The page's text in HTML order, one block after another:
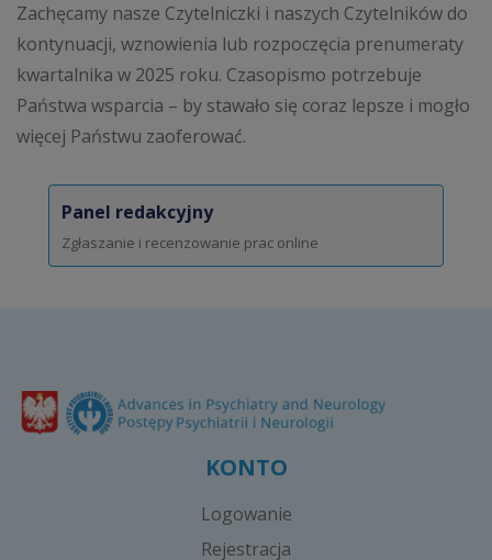
Zachęcamy nasze Czytelniczki i naszych Czytelników do
kontynuacji, wznowienia lub rozpoczęcia prenumeraty
kwartalnika w 2025 roku. Czasopismo potrzebuje
Państwa wsparcia – by stawało się coraz lepsze i mogło
więcej Państwu zaoferować.
Panel redakcyjny
Zgłaszanie i recenzowanie prac online
KONTO
Logowanie
Rejestracja